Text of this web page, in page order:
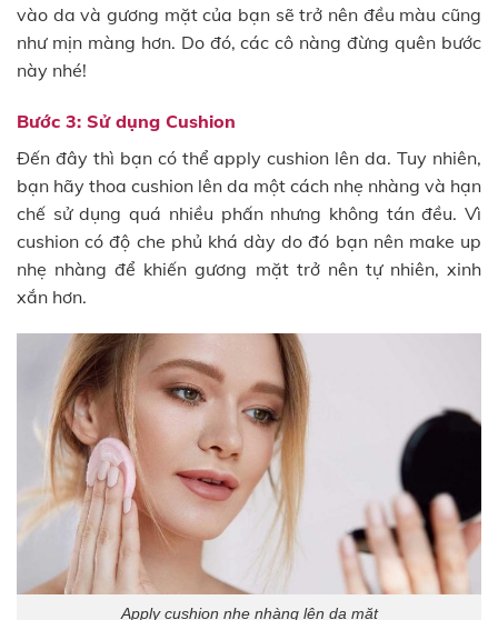
vào da và gương mặt của bạn sẽ trở nên đều màu cũng
như mịn màng hơn. Do đó, các cô nàng đừng quên bước
này nhé!
Bước 3: Sử dụng Cushion
Đến đây thì bạn có thể apply cushion lên da. Tuy nhiên,
bạn hãy thoa cushion lên da một cách nhẹ nhàng và hạn
chế sử dụng quá nhiều phấn nhưng không tán đều. Vì
cushion có độ che phủ khá dày do đó bạn nên make up
nhẹ nhàng để khiến gương mặt trở nên tự nhiên, xinh
xắn hơn.
Apply cushion nhẹ nhàng lên da mặt